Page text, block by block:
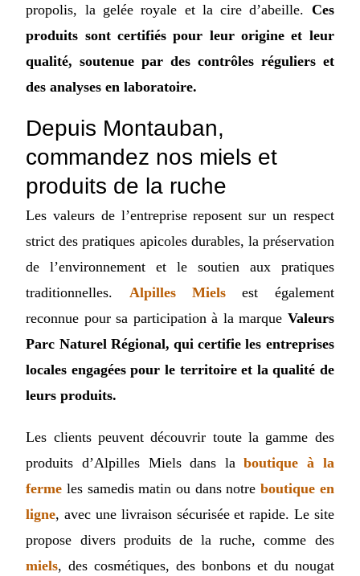
propolis, la gelée royale et la cire d’abeille. Ces
produits sont certifiés pour leur origine et leur
qualité, soutenue par des contrôles réguliers et
des analyses en laboratoire.
Depuis Montauban,
commandez nos miels et
produits de la ruche
Les valeurs de l’entreprise reposent sur un respect
strict des pratiques apicoles durables, la préservation
de l’environnement et le soutien aux pratiques
traditionnelles. Alpilles Miels est également
reconnue pour sa participation à la marque Valeurs
Parc Naturel Régional, qui certifie les entreprises
locales engagées pour le territoire et la qualité de
leurs produits.
Les clients peuvent découvrir toute la gamme des
produits d’Alpilles Miels dans laboutique à la
ferme les samedis matin ou dans notre boutique en
ligne, avec une livraison sécurisée et rapide. Le site
propose divers produits de la ruche, comme des
miels, des cosmétiques, des bonbons et du nougat